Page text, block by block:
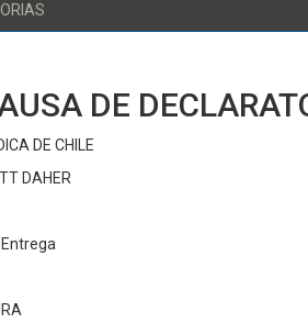
DE
DE CHILE
DAHER